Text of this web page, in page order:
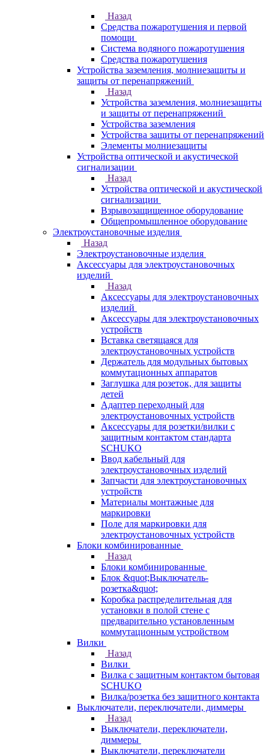
Назад
Средства пожаротушения и первой
помощи
Система водяного пожаротушения
Средства пожаротушения
Устройства заземления, молниезащиты и
защиты от перенапряжений
Назад
Устройства заземления, молниезащиты
и защиты от перенапряжений
Устройства заземления
Устройства защиты от перенапряжений
Элементы молниезащиты
Устройства оптической и акустической
сигнализации
Назад
Устройства оптической и акустической
сигнализации
Взрывозащищенное оборудование
Общепромышленное оборудование
Электроустановочные изделия
Назад
Электроустановочные изделия
Аксессуары для электроустановочных
изделий
Назад
Аксессуары для электроустановочных
изделий
Аксессуары для электроустановочных
устройств
Вставка светящаяся для
электроустановочных устройств
Держатель для модульных бытовых
коммутационных аппаратов
Заглушка для розеток, для защиты
детей
Адаптер переходный для
электроустановочных устройств
Аксессуары для розетки/вилки с
защитным контактом стандарта
SCHUKO
Ввод кабельный для
электроустановочных изделий
Запчасти для электроустановочных
устройств
Материалы монтажные для
маркировки
Поле для маркировки для
электроустановочных устройств
Блоки комбинированные
Назад
Блоки комбинированные
Блок &quot;Выключатель-
розетка&quot;
Коробка распределительная для
установки в полой стене с
предварительно установленным
коммутационным устройством
Вилки
Назад
Вилки
Вилка с защитным контактом бытовая
SCHUKO
Вилка/розетка без защитного контакта
Выключатели, переключатели, диммеры
Назад
Выключатели, переключатели,
диммеры
Выключатели, переключатели